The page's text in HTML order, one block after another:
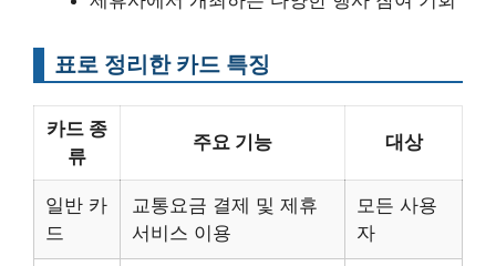
표로 정리한 카드 특징
카드 종
류
주요 기능 대상
일반 카
드
교통요금 결제 및 제휴
서비스 이용
모든 사용
자